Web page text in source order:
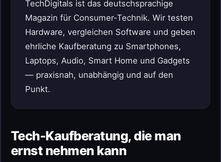
TechDigitals ist das deutschsprachige
Magazin für Consumer-Technik. Wir testen
Hardware, vergleichen Software und geben
ehrliche Kaufberatung zu Smartphones,
Laptops, Audio, Smart Home und Gadgets
— praxisnah, unabhängig und auf den
Punkt.
Tech-Kaufberatung, die man
ernst nehmen kann